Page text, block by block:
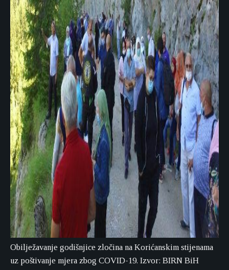
Obilježavanje godišnjice zločina na Korićanskim stijenama
uz poštivanje mjera zbog COVID-19. Izvor: BIRN BiH